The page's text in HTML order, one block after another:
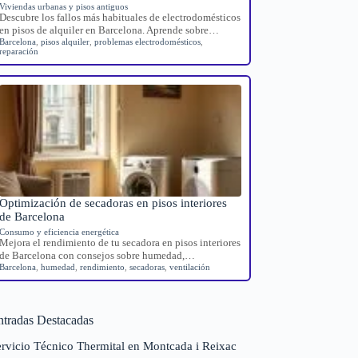
Viviendas urbanas y pisos antiguos
Descubre los fallos más habituales de electrodomésticos
en pisos de alquiler en Barcelona. Aprende sobre…
Barcelona ,pisos alquiler ,problemas electrodomésticos
reparación
Optimización de secadoras en pisos interiores
de Barcelona
Consumo y eficiencia energética
Mejora el rendimiento de tu secadora en pisos interiores
de Barcelona con consejos sobre humedad,…
Barcelona ,humedad ,rendimiento ,secadoras ,ventilación
Destacadas
Técnico Thermital en Montcada i Reixac